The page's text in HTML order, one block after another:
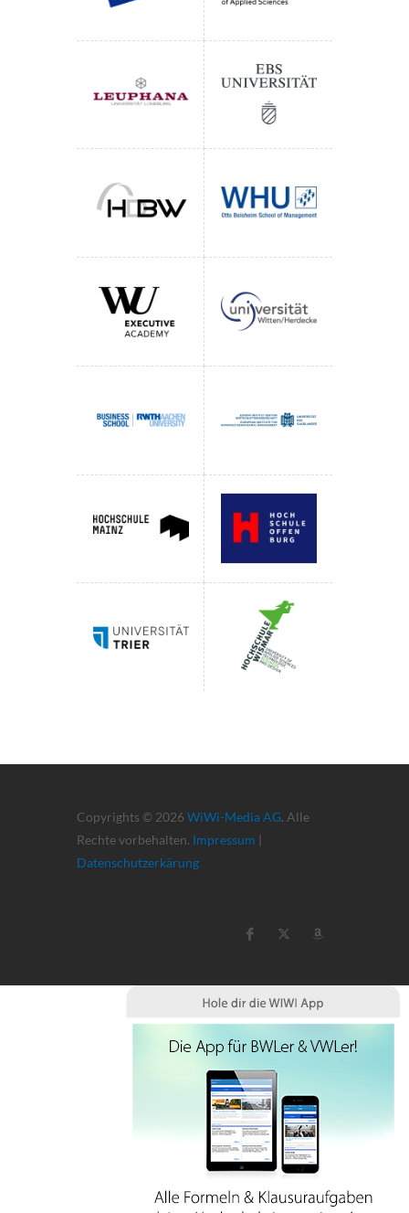
Copyrights © 2026 WiWi-Media AG. Alle
Rechte vorbehalten. Impressum |
Datenschutzerkärung